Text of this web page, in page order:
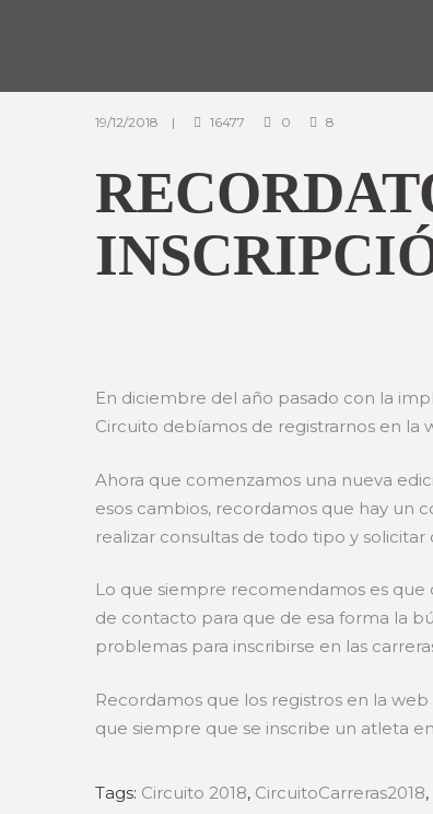
19/12/2018 16477 0 8
En diciembre del año pasado con la
Circuito debíamos de registrarnos en la
Ahora que comenzamos una nueva
esos cambios, recordamos que hay un
realizar consultas de todo tipo y
Lo que siempre recomendamos es
de contacto para que de esa forma la
problemas para inscribirse en las
Recordamos que los registros en la
que siempre que se inscribe un atleta
Tags: Circuito 2018, CircuitoCarreras2018,